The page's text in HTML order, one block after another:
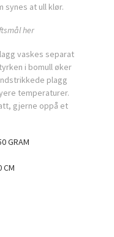
synes at ull klør.
her
vaskes separat
i bomull øker
plagg
temperaturer.
gjerne oppå et
GRAM
CM